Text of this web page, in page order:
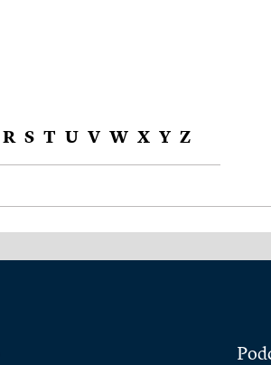
R S T U V W X Y Z